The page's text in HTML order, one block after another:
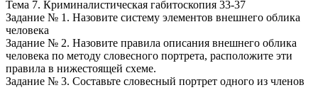
Тема 7. Криминалистическая габитоскопия 33-37
Задание № 1. Назовите систему элементов внешнего облика
человека
Задание № 2. Назовите правила описания внешнего облика
человека по методу словесного портрета, расположите эти
правила в нижестоящей схеме.
Задание № 3. Составьте словесный портрет одного из членов